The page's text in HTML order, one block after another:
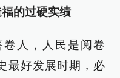
的过硬实绩
人，人民是阅卷
最好发展时期，必